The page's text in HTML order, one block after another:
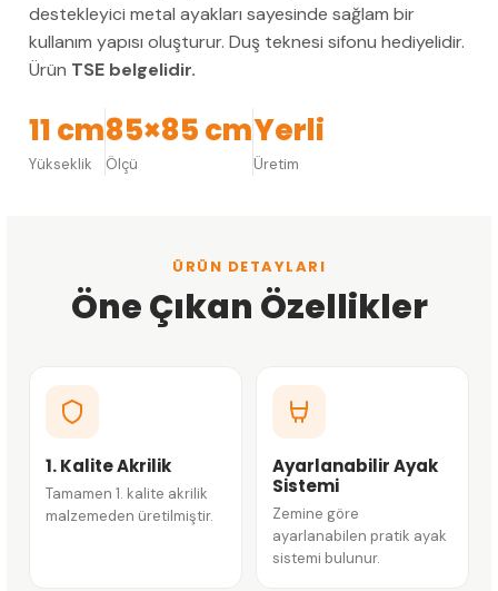
destekleyici metal ayakları sayesinde sağlam bir
kullanım yapısı oluşturur. Duş teknesi sifonu hediyelidir.
Ürün TSE belgelidir.
11 cm
Yükseklik
85×85 cm
Ölçü
Yerli
Üretim
ÜRÜN DETAYLARI
Öne Çıkan Özellikler
1. Kalite Akrilik
Tamamen 1. kalite akrilik
malzemeden üretilmiştir.
Ayarlanabilir Ayak
Sistemi
Zemine göre
ayarlanabilen pratik ayak
sistemi bulunur.